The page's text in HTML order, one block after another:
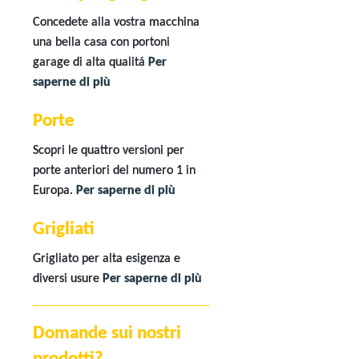
Concedete alla vostra macchina
una bella casa con portoni
garage di alta qualitá Per
saperne di più
Porte
Scopri le quattro versioni per
porte anteriori del numero 1 in
Europa. Per saperne di più
Grigliati
Grigliato per alta esigenza e
diversi usure Per saperne di più
Domande sui nostri